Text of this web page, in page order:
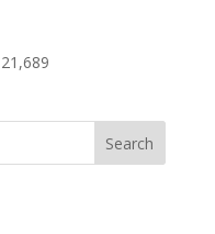
21,689
Search